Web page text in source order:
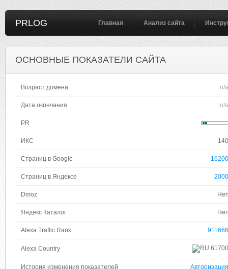
PRLOG Главная Анализ сайта
ОСНОВНЫЕ ПОКАЗАТЕЛИ САЙТА
Возраст домена n/a
Дата окончания n/a
PR
ИКС 140
Страниц в Google 16200
Страниц в Яндексе 2000
Dmoz Нет
Яндекс Каталог Нет
Alexa Traffic Rank 911666
Alexa Country 61700
История изменения показателей Авторизация